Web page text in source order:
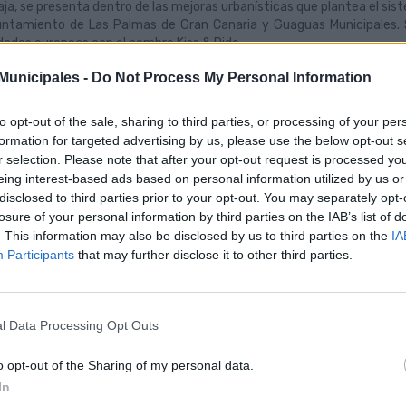
- Do Not Process My Personal Information
opt-out of the sale, sharing to third parties, or processing of your
for targeted advertising by us, please use the below opt-out
selection. Please note that after your opt-out request is processed
interest-based ads based on personal information utilized by us
to third parties prior to your opt-out. You may separately
of your personal information by third parties on the IAB’s list of
This information may also be disclosed by us to third parties on the
Participants that may further disclose it to other third parties.
Data Processing Opt Outs
opt-out of the Sharing of my personal data.
se presenta dentro de las mejoras urbanísticas que plantea el
de Las Palmas de Gran Canaria y Guaguas
europeas con el nombre Kiss & Ride.
nuevas zonas Besa y Baja entrarán en funcionamiento, como
y Baja es un término que responde al estacionamiento
aplica en un horario determinado – entre las 07:30 y las 18:00 horas
sin que la parada de los coches perjudique al resto del tráfico.
en un espacio delimitado por su propia señalética y por un
o hija en el centro escolar.
zonas con espacio delimitado bajo la nomenclatura Besa y
para el Colegio Salesianos; en la calle Rafael Ramírez para
Infantil First Steps; y en el chaflán de Pío XII con Santiago
medida cuenta con el apoyo de los propios centros y las
Promoción Económica y Ciudad de Mar del Ayuntamiento de
director general de Guaguas Municipales, Miguel Ángel
contacto directo a través de un calendario de reuniones.
general de Movilidad, Heriberto Dávila, tuvo lugar el pasado